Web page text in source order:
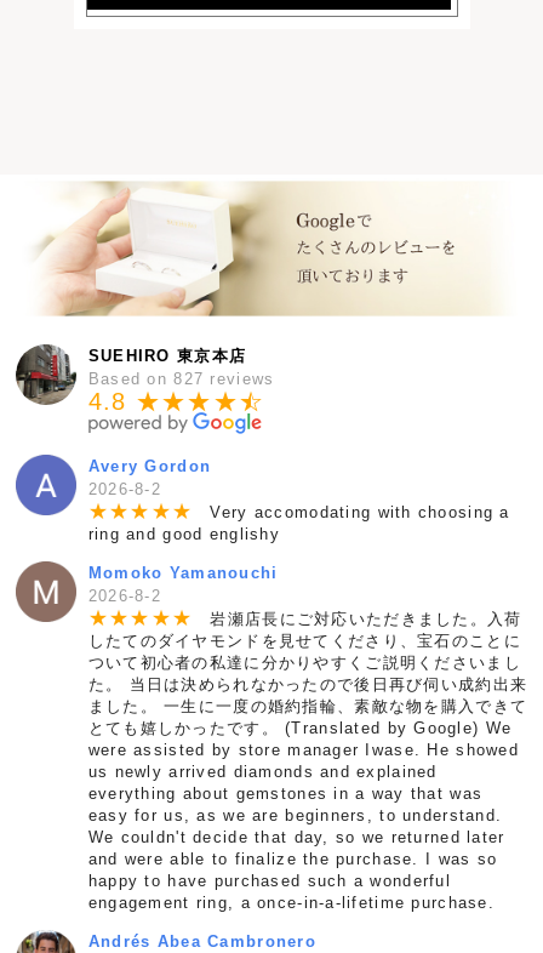
SUEHIRO 東京本店
Based on 827 reviews
4.8 ★★★★★
☆
Avery Gordon
2026-8-2
★★★ ★★
Very accomodating with choosing a
ring and good englishy
Momoko Yamanouchi
2026-8-2
★★★ ★★
岩瀬店長にご対応いただきました。入荷
したてのダイヤモンドを見せてくださり、宝石のことに
ついて初心者の私達に分かりやすくご説明くださいまし
た。 当日は決められなかったので後日再び伺い成約出来
ました。 一生に一度の婚約指輪、素敵な物を購入できて
とても嬉しかったです。 (Translated by Google) We
were assisted by store manager Iwase. He showed
us newly arrived diamonds and explained
everything about gemstones in a way that was
easy for us, as we are beginners, to understand.
We couldn't decide that day, so we returned later
and were able to finalize the purchase. I was so
happy to have purchased such a wonderful
engagement ring, a once-in-a-lifetime purchase.
Andrés Abea Cambronero